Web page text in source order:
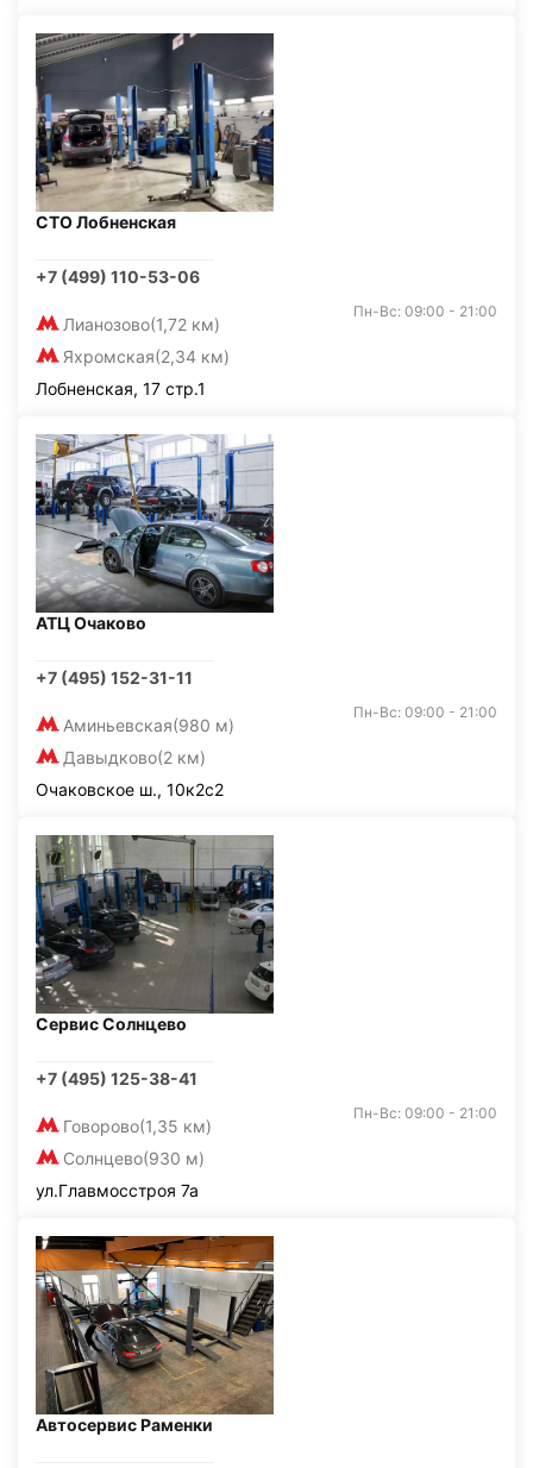
СТО Лобненская
+7 (499) 110-53-06
Лианозово(1,72 км)
Яхромская(2,34 км)
Пн-Вс: 09:00 - 21:00
Лобненская, 17 стр.1
АТЦ Очаково
+7 (495) 152-31-11
Аминьевская(980 м)
Давыдково(2 км)
Пн-Вс: 09:00 - 21:00
Очаковское ш., 10к2с2
Сервис Солнцево
+7 (495) 125-38-41
Говорово(1,35 км)
Солнцево(930 м)
Пн-Вс: 09:00 - 21:00
ул.Главмосстроя 7а
Автосервис Раменки